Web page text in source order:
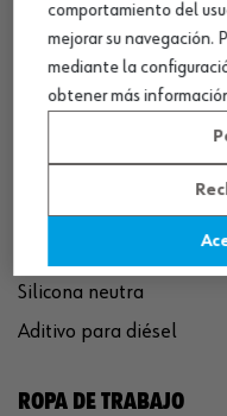
Limpiador de frenos
Eliminador de óxido
Pegamento rápido
Limpiador de motor
Silicona neutra
Aditivo para diésel
ROPA DE TRABAJO
comportamiento del
mejorar su navegación.
mediante la
obtener más